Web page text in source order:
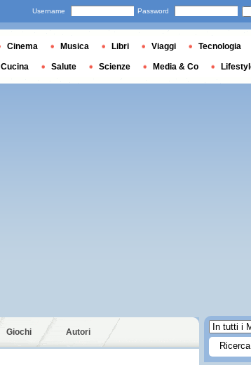
Giochi Autori
Username Password
Cinema Musica Libri Viaggi Tecnologia
Cucina Salute Scienze Media & Co